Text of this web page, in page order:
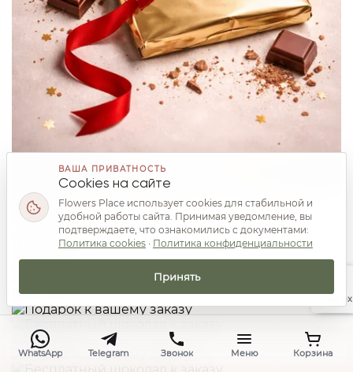
Ваш приз
Ваш приз
Ваш приз
Ваш приз
WhatsApp Telegram Звонок Меню Корзина
Наверх
ВАША ПРИВАТНОСТЬ
Cookies на сайте
Flowers Place использует cookies для стабильной и
удобной работы сайта. Принимая уведомление, вы
подтверждаете, что ознакомились с документами:
Политика cookies · Политика конфиденциальности
Принять